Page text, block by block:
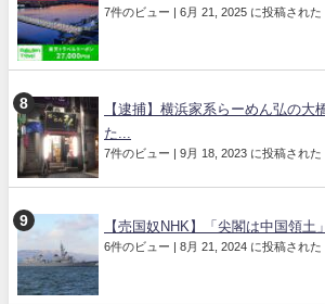
7件のビュー | 6月 21, 2025 に投稿された
【逮捕】横浜家系らーめん弘の大
た...
7件のビュー | 9月 18, 2023 に投稿された
【売国奴NHK】「尖閣は中国領土
6件のビュー | 8月 21, 2024 に投稿された